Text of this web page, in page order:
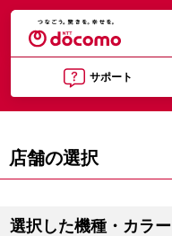
サポート
店舗の選択
選択した機種・カラー